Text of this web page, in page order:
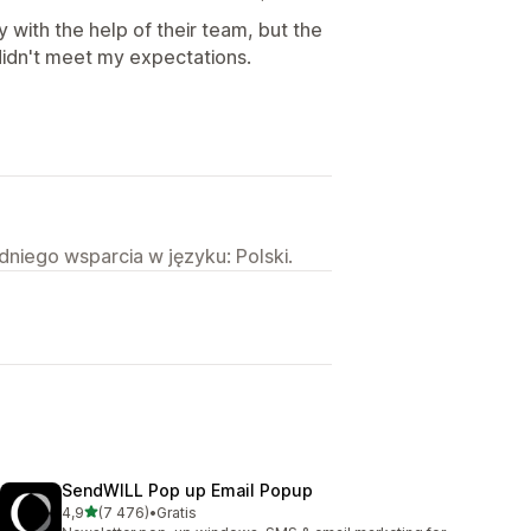
with the help of their team, but the
meet my expectations.
wsparcia w języku: Polski.
SendWILL Pop up Email Popup
4,9na 5 gwiazdek
(7 476)
Łączna liczba recenzji: 7476
•Gratis